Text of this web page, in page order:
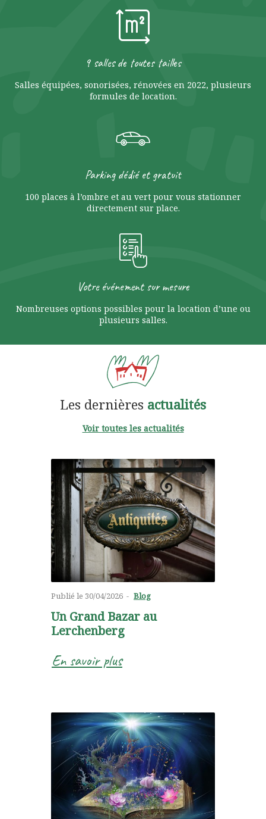
9 salles de toutes tailles
Salles équipées, sonorisées, rénovées en 2022, plusieurs
formules de location.
Parking dédié et gratuit
100 places à l’ombre et au vert pour vous stationner
directement sur place.
Votre événement sur mesure
Nombreuses options possibles pour la location d’une ou
plusieurs salles.
Les dernières actualités
Voir toutes les actualités
Publié le 30/04/2026 Blog
Un Grand Bazar au
Lerchenberg
En savoir plus